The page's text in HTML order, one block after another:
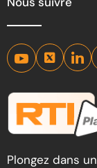
Plongez dans